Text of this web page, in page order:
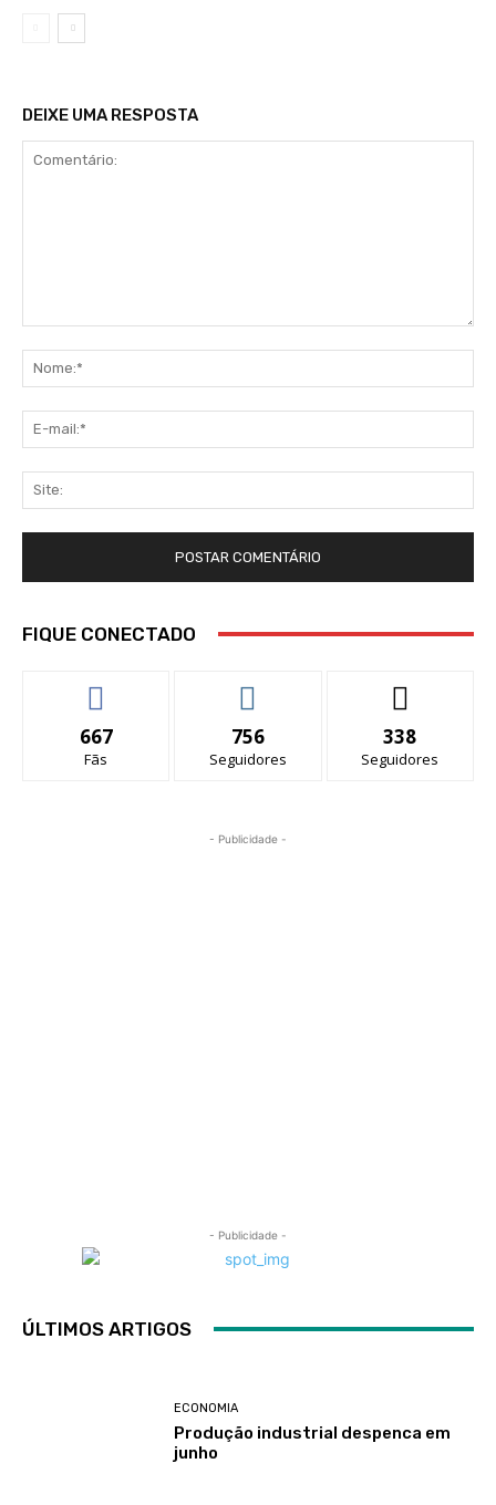
DEIXE UMA RESPOSTA
FIQUE CONECTADO
667
Fãs
756
Seguidores
338
Seguidores
- Publicidade -
- Publicidade -
ÚLTIMOS ARTIGOS
ECONOMIA
Produção industrial despenca em
junho